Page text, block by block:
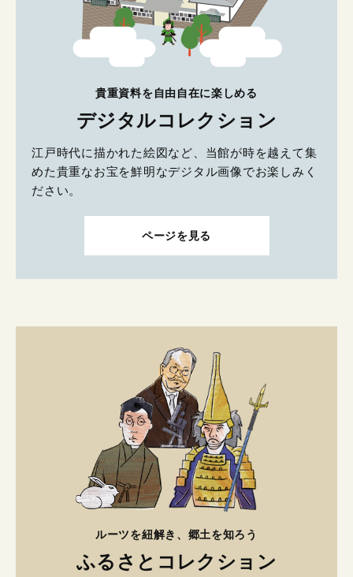
貴重資料を自由自在に楽しめる
デジタルコレクション
江戸時代に描かれた絵図など、当館が時を越えて集
めた貴重なお宝を鮮明なデジタル画像でお楽しみく
ださい。
ページを見る
ルーツを紐解き、郷土を知ろう
ふるさとコレクション